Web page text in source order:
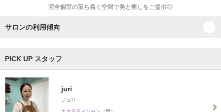
完全個室の落ち着く空間で美と癒しをご提供◎
サロンの利用傾向
PICK UP スタッフ
juri
ジュリ